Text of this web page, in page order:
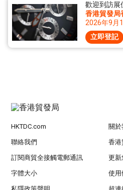
歡迎到訪展
香港貿發局
2026年9月
立即登記
HKTDC.com 關於
聯絡我們 香港
訂閱商貿全接觸電郵通訊 更新
字體大小 使用